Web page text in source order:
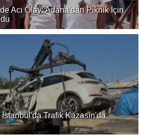
Acı Olay: Adana'dan Piknik İçin
Trafik Kazasın'da